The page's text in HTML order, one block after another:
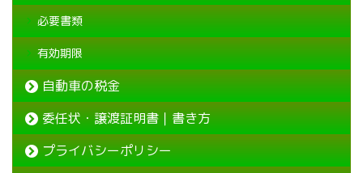
必要書類
有効期限
自動車の税金
委任状・譲渡証明書｜書き方
プライバシーポリシー